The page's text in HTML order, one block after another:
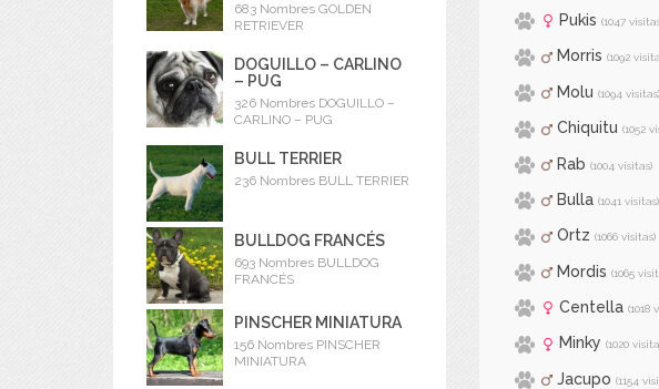
683 Nombres GOLDEN
RETRIEVER
DOGUILLO – CARLINO
– PUG
326 Nombres DOGUILLO –
CARLINO – PUG
BULL TERRIER
236 Nombres BULL TERRIER
BULLDOG FRANCÉS
693 Nombres BULLDOG
FRANCÉS
PINSCHER MINIATURA
156 Nombres PINSCHER
MINIATURA
Pukis (1047
Morris (1092
Molu (1094 visitas)
Chiquitu (1052
Rab (1004 visitas)
Bulla (1041 visitas)
Ortz (1066 visitas)
Mordis (1065
Centella (1018
Minky (1020
Jacupo (1154